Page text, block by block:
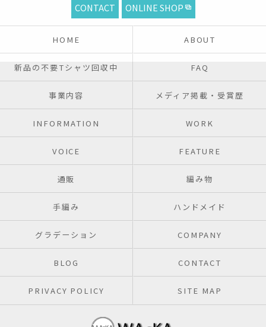
CONTACT ONLINE SHOP
HOME ABOUT
新品の不要Tシャツ回収中 FAQ
事業内容 メディア掲載・受賞歴
INFORMATION WORK
VOICE FEATURE
通販 編み物
手編み ハンドメイド
グラデーション COMPANY
BLOG CONTACT
PRIVACY POLICY SITE MAP